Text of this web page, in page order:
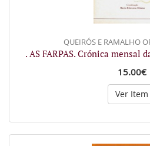
QUEIRÓS E RAMALHO
. AS FARPAS. Crónica mensal
15.00€
Ver Item